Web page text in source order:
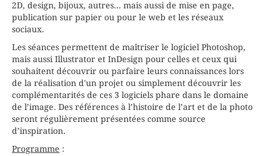
2D, design, bijoux, autres... mais aussi de mise en page,
publication sur papier ou pour le web et les réseaux
sociaux.
Les séances permettent de maîtriser le logiciel Photoshop,
mais aussi Illustrator et InDesign pour celles et ceux qui
souhaitent découvrir ou parfaire leurs connaissances lors
de la réalisation d'un projet ou simplement découvrir les
complémentarités de ces 3 logiciels phare dans le domaine
de l’image. Des références à l’histoire de l’art et de la photo
seront régulièrement présentées comme source
d’inspiration.
Programme :